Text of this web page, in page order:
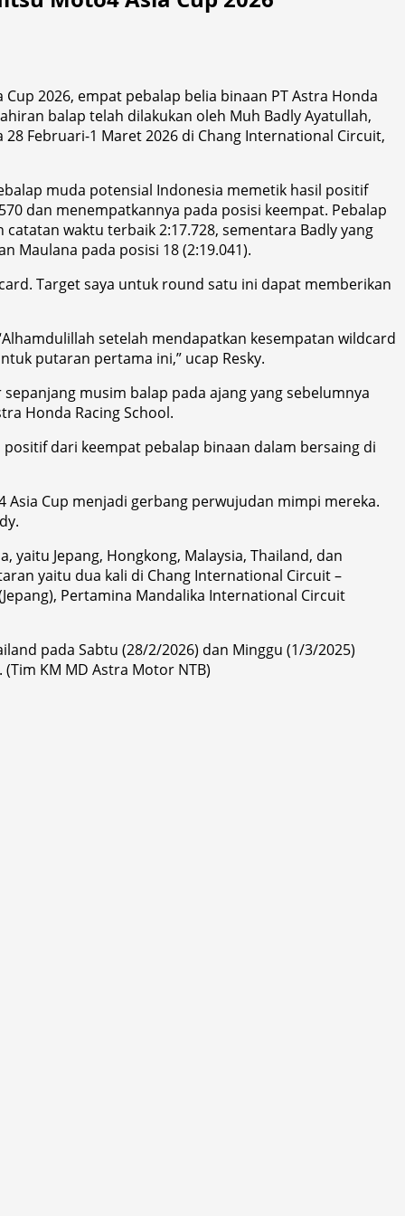
2026, empat pebalap belia binaan PT Astra Honda
balap telah dilakukan oleh Muh Badly Ayatullah,
Februari-1 Maret 2026 di Chang International Circuit,
muda potensial Indonesia memetik hasil positif
dan menempatkannya pada posisi keempat. Pebalap
waktu terbaik 2:17.728, sementara Badly yang
Maulana pada posisi 18 (2:19.041).
Target saya untuk round satu ini dapat memberikan
setelah mendapatkan kesempatan wildcard
putaran pertama ini,” ucap Resky.
musim balap pada ajang yang sebelumnya
Honda Racing School.
dari keempat pebalap binaan dalam bersaing di
Cup menjadi gerbang perwujudan mimpi mereka.
Jepang, Hongkong, Malaysia, Thailand, dan
yaitu dua kali di Chang International Circuit –
Pertamina Mandalika International Circuit
pada Sabtu (28/2/2026) dan Minggu (1/3/2025)
KM MD Astra Motor NTB)